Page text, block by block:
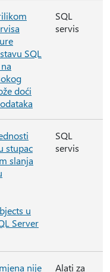
SQL
doći
SQL
servis
stupac
slanja
u
Server
SQL
servis
nije Alati za